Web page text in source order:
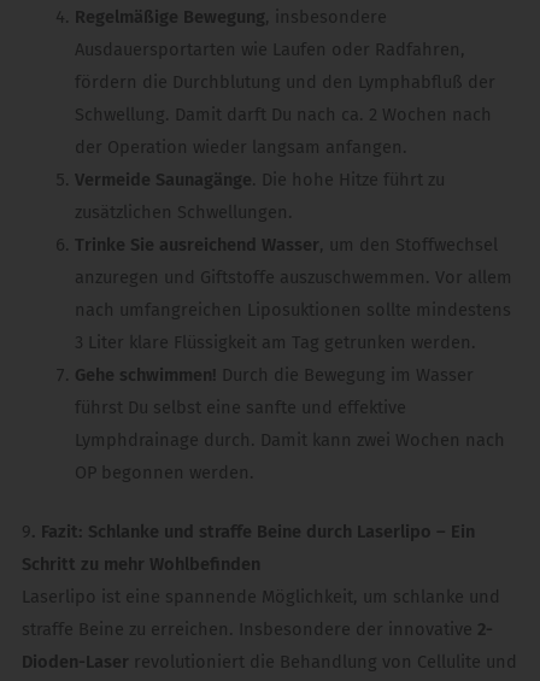
Regelmäßige Bewegung, insbesondere
Ausdauersportarten wie Laufen oder Radfahren,
fördern die Durchblutung und den Lymphabfluß der
Schwellung. Damit darft Du nach ca. 2 Wochen nach
der Operation wieder langsam anfangen.
Vermeide Saunagänge. Die hohe Hitze führt zu
zusätzlichen Schwellungen.
Trinke Sie ausreichend Wasser, um den Stoffwechsel
anzuregen und Giftstoffe auszuschwemmen. Vor allem
nach umfangreichen Liposuktionen sollte mindestens
3 Liter klare Flüssigkeit am Tag getrunken werden.
Gehe schwimmen! Durch die Bewegung im Wasser
führst Du selbst eine sanfte und effektive
Lymphdrainage durch. Damit kann zwei Wochen nach
OP begonnen werden.
9. Fazit: Schlanke und straffe Beine durch Laserlipo – Ein
Schritt zu mehr Wohlbefinden
Laserlipo ist eine spannende Möglichkeit, um schlanke und
straffe Beine zu erreichen. Insbesondere der innovative 2-
Dioden-Laser revolutioniert die Behandlung von Cellulite und